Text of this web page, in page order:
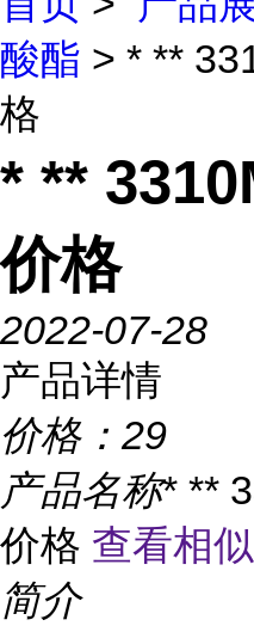
酸酯 > * **
格
* **
价格
2022-07-28
产品详情
价格： 29
产品名称* **
价格 查看相
简介